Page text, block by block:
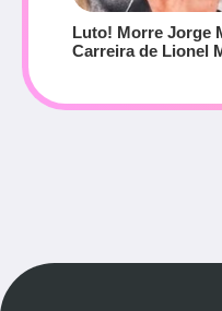
Luto! Morre Jorge
Carreira de Lionel